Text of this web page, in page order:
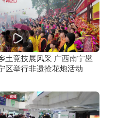
土竞技展风采 广西南宁邕
区举行非遗抢花炮活动